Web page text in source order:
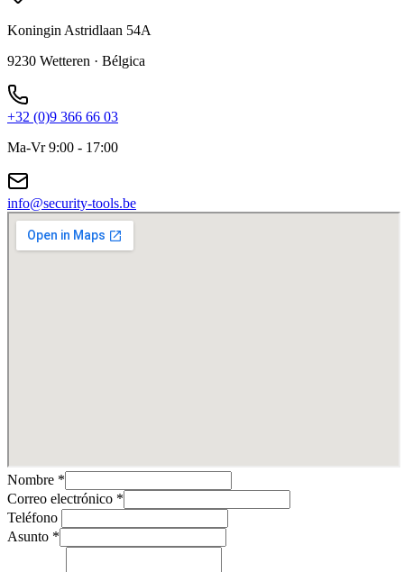
Koningin Astridlaan 54A
9230 Wetteren · Bélgica
+32 (0)9 366 66 03
Ma-Vr 9:00 - 17:00
info@security-tools.be
Nombre *
Correo electrónico *
Teléfono
Asunto *